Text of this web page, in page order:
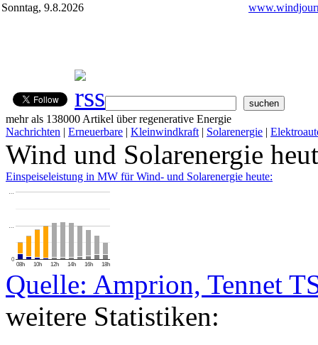
Sonntag, 9.8.2026
mehr als 138000 Artikel über regenerative Energie
Nachrichten | Erneuerbare | Kleinwindkraft | Solarenergie |
Wind und Solarenergie
Einspeiseleistung in MW für Wind- und Solarenergie heute:
08h 10h 12h 14h 16h 18h
0
…
…
Quelle: Amprion, Tennet
weitere Statistiken: